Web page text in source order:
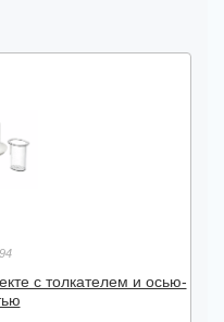
с толкателем и осью-